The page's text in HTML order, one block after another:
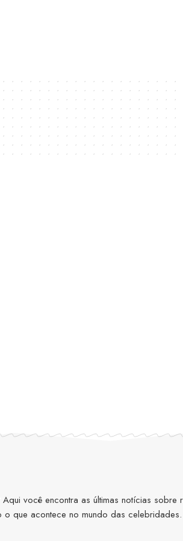
você encontra as últimas notícias sobre
que acontece no mundo das celebridades.